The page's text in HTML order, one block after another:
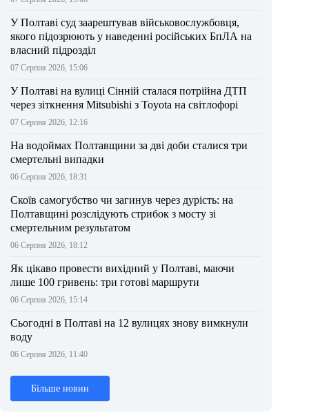
У Полтаві суд заарештував військовослужбовця,
якого підозрюють у наведенні російських БпЛА на
власний підрозділ
07 Серпня 2026, 15:06
У Полтаві на вулиці Сінній сталася потрійна ДТП
через зіткнення Mitsubishi з Toyota на світлофорі
07 Серпня 2026, 12:16
На водоймах Полтавщини за дві доби сталися три
смертельні випадки
06 Серпня 2026, 18:31
Скоїв самогубство чи загинув через дурість: на
Полтавщині розслідують стрибок з мосту зі
смертельним результатом
06 Серпня 2026, 18:12
Як цікаво провести вихідний у Полтаві, маючи
лише 100 гривень: три готові маршрути
06 Серпня 2026, 15:14
Сьогодні в Полтаві на 12 вулицях знову вимкнули
воду
06 Серпня 2026, 11:40
Більше новин